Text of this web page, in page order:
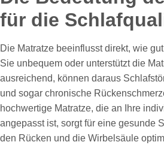
für die
Die Matratze beeinflusst direkt, wie
Sie unbequem oder unterstützt die
ausreichend, können daraus
und sogar chronische
hochwertige Matratze, die an Ihre
angepasst ist, sorgt für eine gesunde
den Rücken und die Wirbelsäule